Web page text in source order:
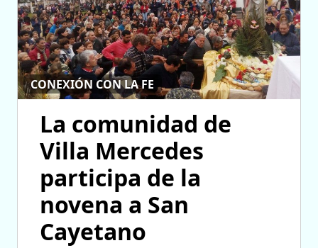
CONEXIÓN CON LA FE
La comunidad de
Villa Mercedes
participa de la
novena a San
Cayetano